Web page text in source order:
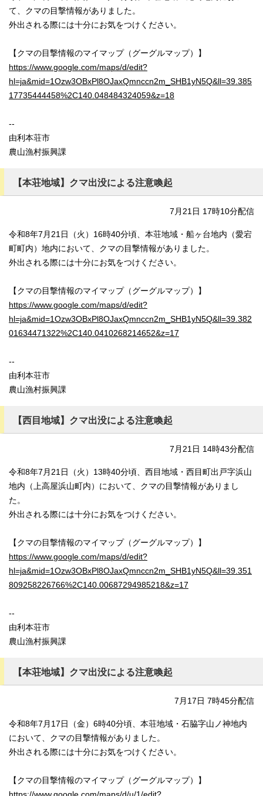
て、クマの目撃情報がありました。
外出される際には十分にお気をつけください。
【クマの目撃情報のマイマップ（グーグルマップ）】
https://www.google.com/maps/d/edit?
hl=ja&mid=1Ozw3OBxPl8OJaxQmnccn2m_SHB1yN5Q&ll=39.385
17735444458%2C140.048484324059&z=18
--
由利本荘市
農山漁村振興課
【本荘地域】クマ出没による注意喚起
7月21日 17時10分配信
令和8年7月21日（火）16時40分頃、本荘地域・船ヶ台地内（愛宕
町町内）地内において、クマの目撃情報がありました。
外出される際には十分にお気をつけください。
【クマの目撃情報のマイマップ（グーグルマップ）】
https://www.google.com/maps/d/edit?
hl=ja&mid=1Ozw3OBxPl8OJaxQmnccn2m_SHB1yN5Q&ll=39.382
01634471322%2C140.0410268214652&z=17
--
由利本荘市
農山漁村振興課
【西目地域】クマ出没による注意喚起
7月21日 14時43分配信
令和8年7月21日（火）13時40分頃、西目地域・西目町出戸字浜山
地内（上高屋浜山町内）において、クマの目撃情報がありまし
た。
外出される際には十分にお気をつけください。
【クマの目撃情報のマイマップ（グーグルマップ）】
https://www.google.com/maps/d/edit?
hl=ja&mid=1Ozw3OBxPl8OJaxQmnccn2m_SHB1yN5Q&ll=39.351
809258226766%2C140.00687294985218&z=17
--
由利本荘市
農山漁村振興課
【本荘地域】クマ出没による注意喚起
7月17日 7時45分配信
令和8年7月17日（金）6時40分頃、本荘地域・石脇字山ノ神地内
において、クマの目撃情報がありました。
外出される際には十分にお気をつけください。
【クマの目撃情報のマイマップ（グーグルマップ）】